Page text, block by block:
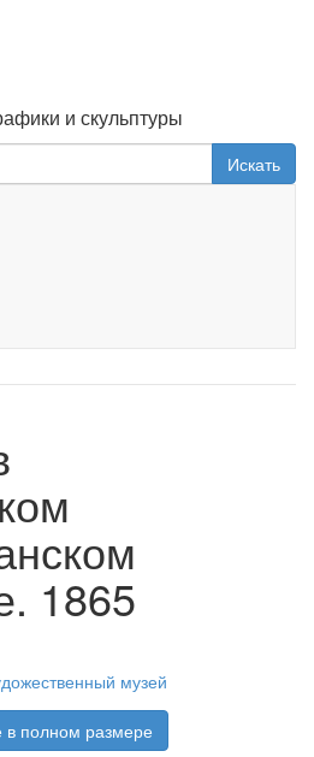
и скульптуры
Искать
1865
музей
в полном размере